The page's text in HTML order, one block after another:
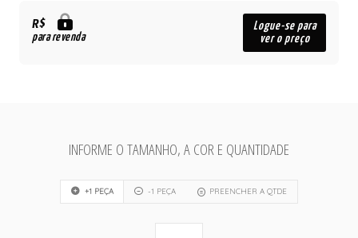
R$
para revenda
Logue-se para
ver o preço
INFORME O TAMANHO, A COR E QUANTIDADE
+1 PEÇA -1 PEÇA PREENCHER A QTDE